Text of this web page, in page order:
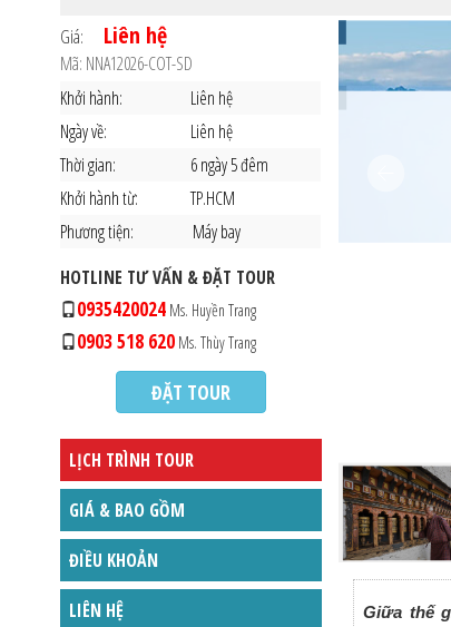
Giá: Liên hệ
Mã: NNA12026-COT-SD
Khởi hành:
Liên hệ
Ngày về:
Liên hệ
Thời gian:
6 ngày 5 đêm
Khởi hành từ:
TP.HCM
Phương tiện:
Máy bay
HOTLINE TƯ VẤN & ĐẶT TOUR
0935420024Ms. Huyền Trang
0903 518 620Ms. Thùy Trang
ĐẶT TOUR
LỊCH TRÌNH TOUR
GIÁ & BAO GỒM
ĐIỀU KHOẢN
LIÊN HỆ
Giữa thế